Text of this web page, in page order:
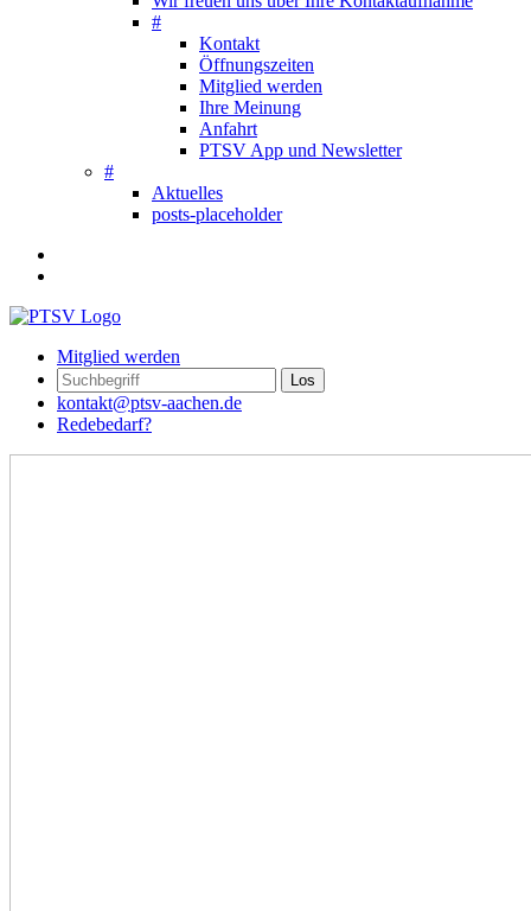
#
Kontakt
Öffnungszeiten
Mitglied werden
Ihre Meinung
Anfahrt
PTSV App und Newsletter
#
Aktuelles
posts-placeholder
Mitglied werden
kontakt@ptsv-aachen.de
Redebedarf?